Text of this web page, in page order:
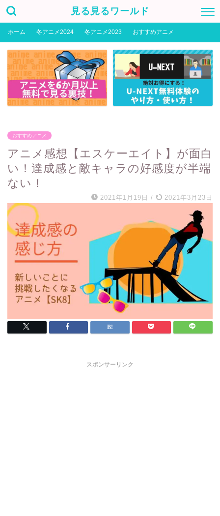
見る見るワールド
ホーム 冬アニメ2024 冬アニメ2023 おすすめアニメ
おすすめアニメ
アニメ感想【エスケーエイト】が面白
い！達成感と敵キャラの好感度が半端
ない！
2021年1月19日 / 2021年3月23日
スポンサーリンク